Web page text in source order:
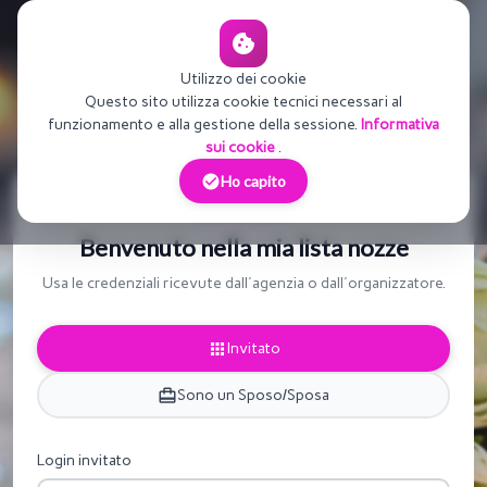
cookie
Utilizzo dei cookie
Questo sito utilizza cookie tecnici necessari al
funzionamento e alla gestione della sessione. Informativa
sui cookie.
check_circleHo capito
Benvenuto nella mia lista nozze
Usa le credenziali ricevute dall'agenzia o dall'organizzatore.
appsInvitato
card_travelSono un Sposo/Sposa
Login invitato